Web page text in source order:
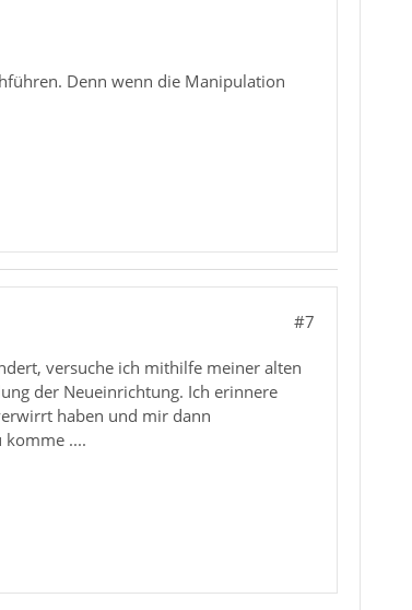
Denn wenn die Manipulation
#7
versuche ich mithilfe meiner alten
der Neueinrichtung. Ich erinnere
haben und mir dann
komme ....